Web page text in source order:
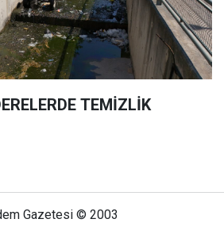
TEMİZLİK
Gazetesi © 2003